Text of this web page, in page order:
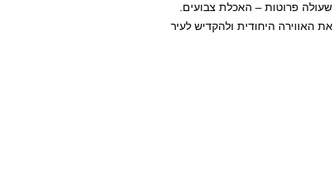
פרוטות – האכלת צבועים.
האווירה היחודית ולהקדיש לעיר